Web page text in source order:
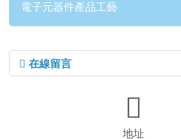
電子元器件產品工藝
在線留言
地址